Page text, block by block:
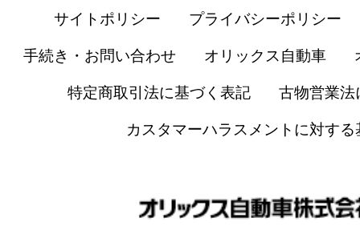
サイトポリシー プライバシーポリシー
手続き・お問い合わせ オリックス自動車
特定商取引法に基づく表記 古物営業法
カスタマーハラスメントに対する